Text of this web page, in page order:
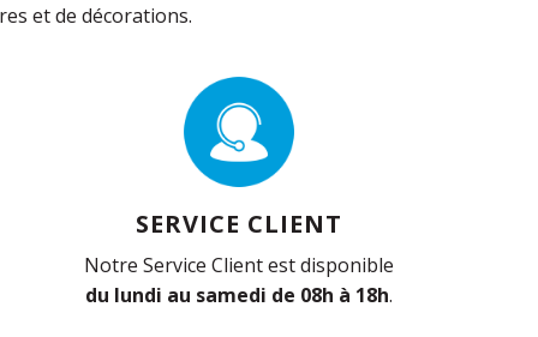
et de décorations.
SERVICE CLIENT
Notre Service Client est disponible
du lundi au samedi de 08h à 18h.